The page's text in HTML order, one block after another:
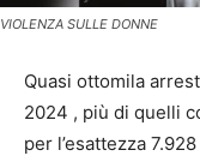
VIOLENZA SULLE DONNE
Quasi ottomila
2024 , più di quelli
per l’esattezza